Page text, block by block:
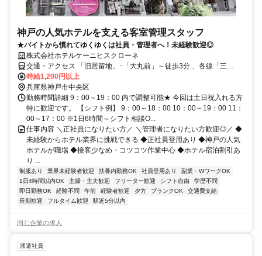
神戸の人気ホテルを支える客室管理スタッフ
★バイトから慣れてゆくゆくは社員・管理者へ！未経験歓迎◎
株式会社ホテルケーニヒスクローネ
交通・アクセス 「旧居留地」･「大丸前」～徒歩3分 、各線「三
宮」・「三ノ宮」駅～徒歩6分 、各線「元町」駅～徒歩5分
時給1,200円以上
兵庫県神戸市中央区
勤務時間詳細 9：00～19：00 内で調整可能★ 今回は土日祝入れる方
特に歓迎です。 【シフト例】 9：00～18：00 10：00～19：00 11：
00～17：00 ※1日6時間～シフト相談O...
仕事内容 ＼正社員になりたい方／ ＼管理者になりたい方歓迎◎／ ◆
未経験からホテル業界に挑戦できる ◆正社員登用あり ◆神戸の人気
ホテルが職場 ◆接客少なめ・コツコツ作業中心 ◆ホテル宿泊割引あ
り ...
制服あり 業界未経験者歓迎 扶養内勤務OK 社員登用あり
副業・WワークOK
1日4時間以内OK
主婦・主夫歓迎 フリーター歓迎 シフト自由
学歴不問
即日勤務OK
経験不問 午前 経験者歓迎 夕方 ブランクOK
交通費支給
長期歓迎
フルタイム歓迎 駅近5分以内
同じ企業の求人
派遣社員